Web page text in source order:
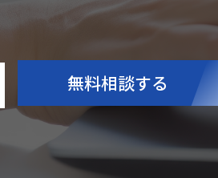
無料相談する